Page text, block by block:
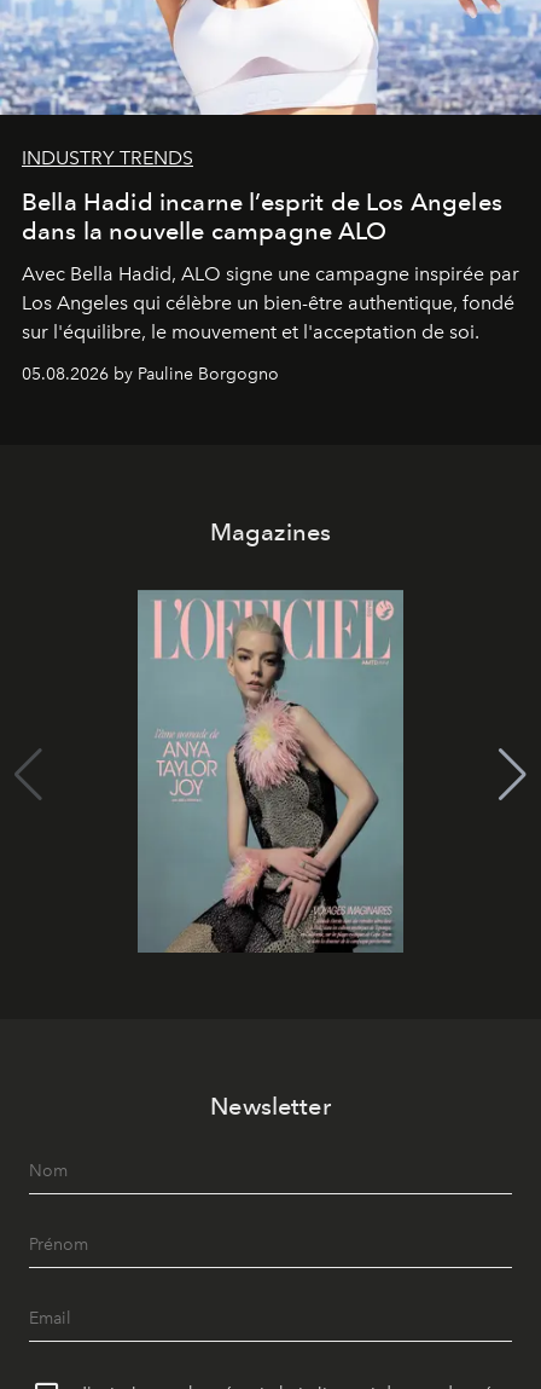
INDUSTRY TRENDS
Bella Hadid incarne l’esprit de Los Angeles
dans la nouvelle campagne ALO
Avec Bella Hadid, ALO signe une campagne inspirée par
Los Angeles qui célèbre un bien-être authentique, fondé
sur l'équilibre, le mouvement et l'acceptation de soi.
05.08.2026 by Pauline Borgogno
Magazines
Newsletter